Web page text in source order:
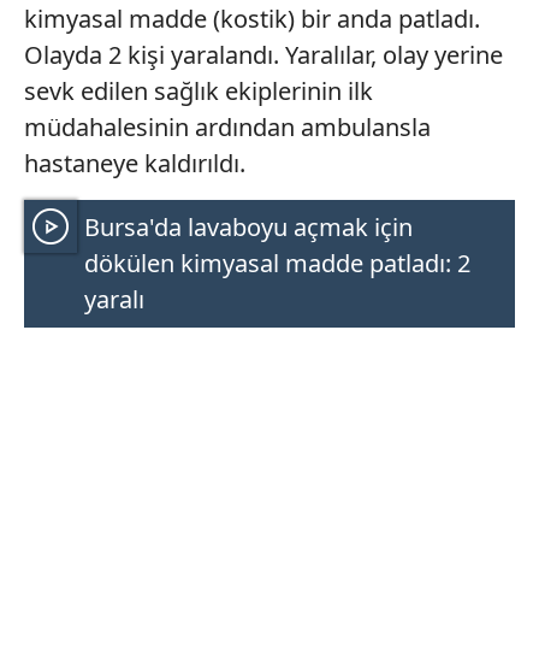
kimyasal madde (kostik) bir anda patladı.
Olayda 2 kişi yaralandı. Yaralılar, olay yerine
sevk edilen sağlık ekiplerinin ilk
müdahalesinin ardından ambulansla
hastaneye kaldırıldı.
Bursa'da lavaboyu açmak için
dökülen kimyasal madde patladı: 2
yaralı